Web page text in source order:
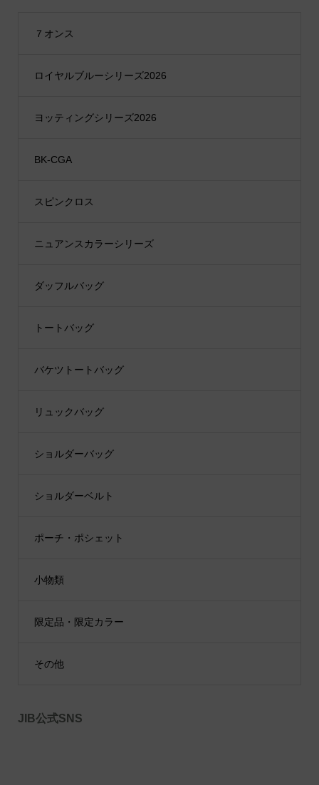
７オンス
ロイヤルブルーシリーズ2026
ヨッティングシリーズ2026
BK-CGA
スピンクロス
ニュアンスカラーシリーズ
ダッフルバッグ
トートバッグ
バケツトートバッグ
リュックバッグ
ショルダーバッグ
ショルダーベルト
ポーチ・ポシェット
小物類
限定品・限定カラー
その他
JIB公式SNS